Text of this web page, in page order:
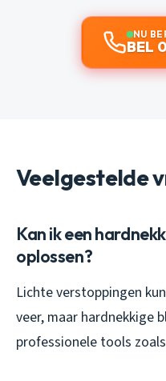
NU
BEL
Veelgestelde
Kan ik een
oplossen?
Lichte verstoppingen
veer, maar hardnekkige
professionele tools